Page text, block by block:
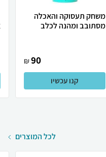
משחק תעסוקה והאכלה
מסתובב ומהנה לכלב
90
₪
קנו עכשיו
לכל המוצרים